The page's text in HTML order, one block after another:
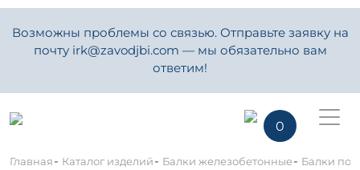
Возможны проблемы со связью. Отправьте заявку на
почту irk@zavodjbi.com — мы обязательно вам
ответим!
0
Главная- Каталог изделий- Балки железобетонные- Балки